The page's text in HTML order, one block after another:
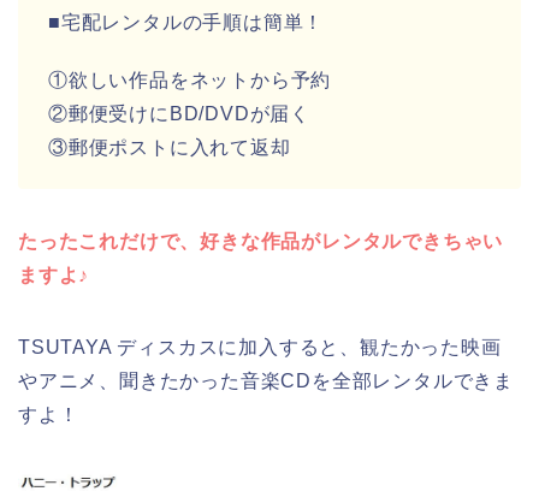
■宅配レンタルの手順は簡単！
①欲しい作品をネットから予約
②郵便受けにBD/DVDが届く
③郵便ポストに入れて返却
たったこれだけで、好きな作品がレンタルできちゃい
ますよ♪
TSUTAYA ディスカスに加入すると、観たかった映画
やアニメ、聞きたかった音楽CDを全部レンタルできま
すよ！